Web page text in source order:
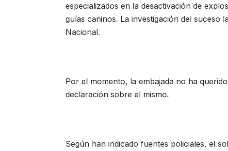
especializados en la desactivación de
guías caninos. La investigación del suceso
Nacional.
Por el momento, la embajada no ha
declaración sobre el mismo.
Según han indicado fuentes policiales, el